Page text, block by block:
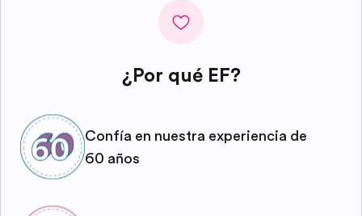
¿Por qué EF?
Confía en nuestra experiencia de
60 años